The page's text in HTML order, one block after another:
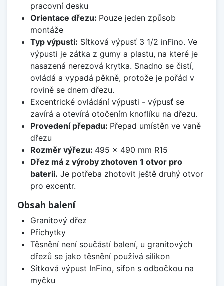
pracovní desku
Orientace dřezu: Pouze jeden způsob
montáže
Typ výpusti: Sítková výpusť 3 1/2 inFino. Ve
výpusti je zátka z gumy a plastu, na které je
nasazená nerezová krytka. Snadno se čistí,
ovládá a vypadá pěkně, protože je pořád v
rovině se dnem dřezu.
Excentrické ovládání výpusti - výpusť se
zavírá a otevírá otočením knoflíku na dřezu.
Provedení přepadu: Přepad umístěn ve vaně
dřezu
Rozměr výřezu: 495 x 490 mm R15
Dřez má z výroby zhotoven 1 otvor pro
baterii. Je potřeba zhotovit ještě druhý otvor
pro excentr.
Obsah balení
Granitový dřez
Příchytky
Těsnění není součástí balení, u granitových
dřezů se jako těsnění používá silikon
Sítková výpust InFino, sifon s odbočkou na
myčku